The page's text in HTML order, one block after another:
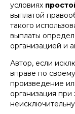
условиях
выплатой
такого
выплаты
организацией и
Автор, если
вправе по
произведение
организация при